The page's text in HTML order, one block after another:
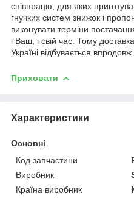
співпрацю, для яких
гнучких систем знижок і
виконувати терміни
і Ваш, і свій час. Тому
Україні відбувається впродовж
Приховати
Характеристики
Основні
Код запчастини
Виробник
Країна виробник